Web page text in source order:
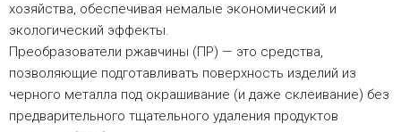
хозяйства, обеспечивая немалые экономический и
экологический эффекты.
Преобразователи ржавчины (ПР) — это средства,
позволяющие подготавливать поверхность изделий из
черного металла под окрашивание (и даже склеивание) без
предварительного тщательного удаления продуктов